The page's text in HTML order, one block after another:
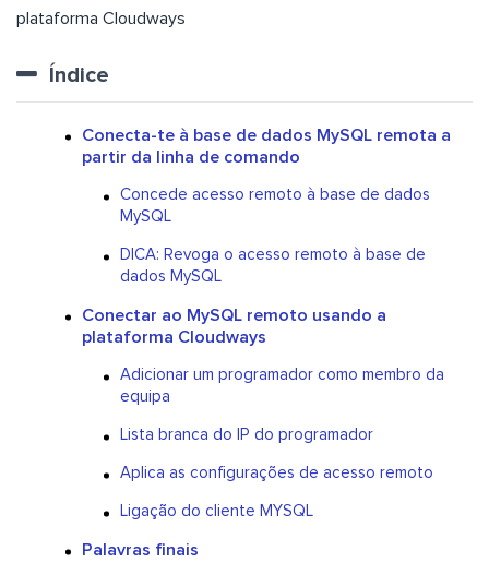
plataforma Cloudways
Índice
Conecta-te à base de dados MySQL remota a
partir da linha de comando
Concede acesso remoto à base de dados
MySQL
DICA: Revoga o acesso remoto à base de
dados MySQL
Conectar ao MySQL remoto usando a
plataforma Cloudways
Adicionar um programador como membro da
equipa
Lista branca do IP do programador
Aplica as configurações de acesso remoto
Ligação do cliente MYSQL
Palavras finais